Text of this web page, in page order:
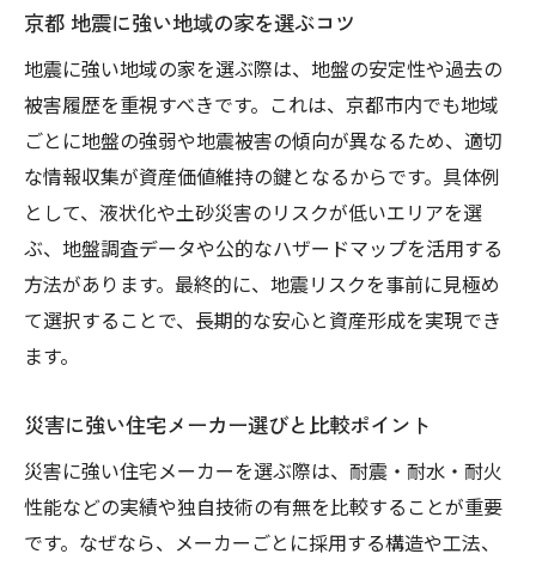
京都 地震に強い地域の家を選ぶコツ
地震に強い地域の家を選ぶ際は、地盤の安定性や過去の
被害履歴を重視すべきです。これは、京都市内でも地域
ごとに地盤の強弱や地震被害の傾向が異なるため、適切
な情報収集が資産価値維持の鍵となるからです。具体例
として、液状化や土砂災害のリスクが低いエリアを選
ぶ、地盤調査データや公的なハザードマップを活用する
方法があります。最終的に、地震リスクを事前に見極め
て選択することで、長期的な安心と資産形成を実現でき
ます。
災害に強い住宅メーカー選びと比較ポイント
災害に強い住宅メーカーを選ぶ際は、耐震・耐水・耐火
性能などの実績や独自技術の有無を比較することが重要
です。なぜなら、メーカーごとに採用する構造や工法、